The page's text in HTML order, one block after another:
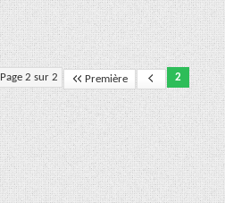
Page 2 sur 2 Première 2